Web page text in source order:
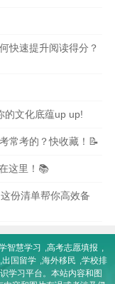
快速提升阅读得分？
的文化底蕴up up!
常考的？快收藏！📝
这里！📚
份清单帮你高效备
智慧学习 ,高考志愿填报 ,
,出国留学 ,海外移民 ,学校排
学习平台。本站内容和图